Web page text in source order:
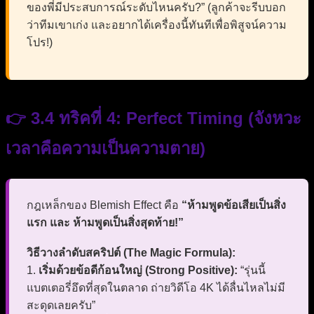
ของพี่มีประสบการณ์ระดับไหนครับ?” (ลูกค้าจะรีบบอก
ว่าทีมเขาเก่ง และอยากได้เครื่องนี้ทันทีเพื่อพิสูจน์ความ
โปร!)
👉 3.4 ทริคที่ 4: Perfect Timing (จังหวะ
เวลาคือความเป็นความตาย)
กฎเหล็กของ Blemish Effect คือ “ห้ามพูดข้อเสียเป็นสิ่ง
แรก และ ห้ามพูดเป็นสิ่งสุดท้าย!”
วิธีวางลำดับสคริปต์ (The Magic Formula):
1. เริ่มด้วยข้อดีก้อนใหญ่ (Strong Positive): “รุ่นนี้
แบตเตอรี่อึดที่สุดในตลาด ถ่ายวิดีโอ 4K ได้ลื่นไหลไม่มี
สะดุดเลยครับ”